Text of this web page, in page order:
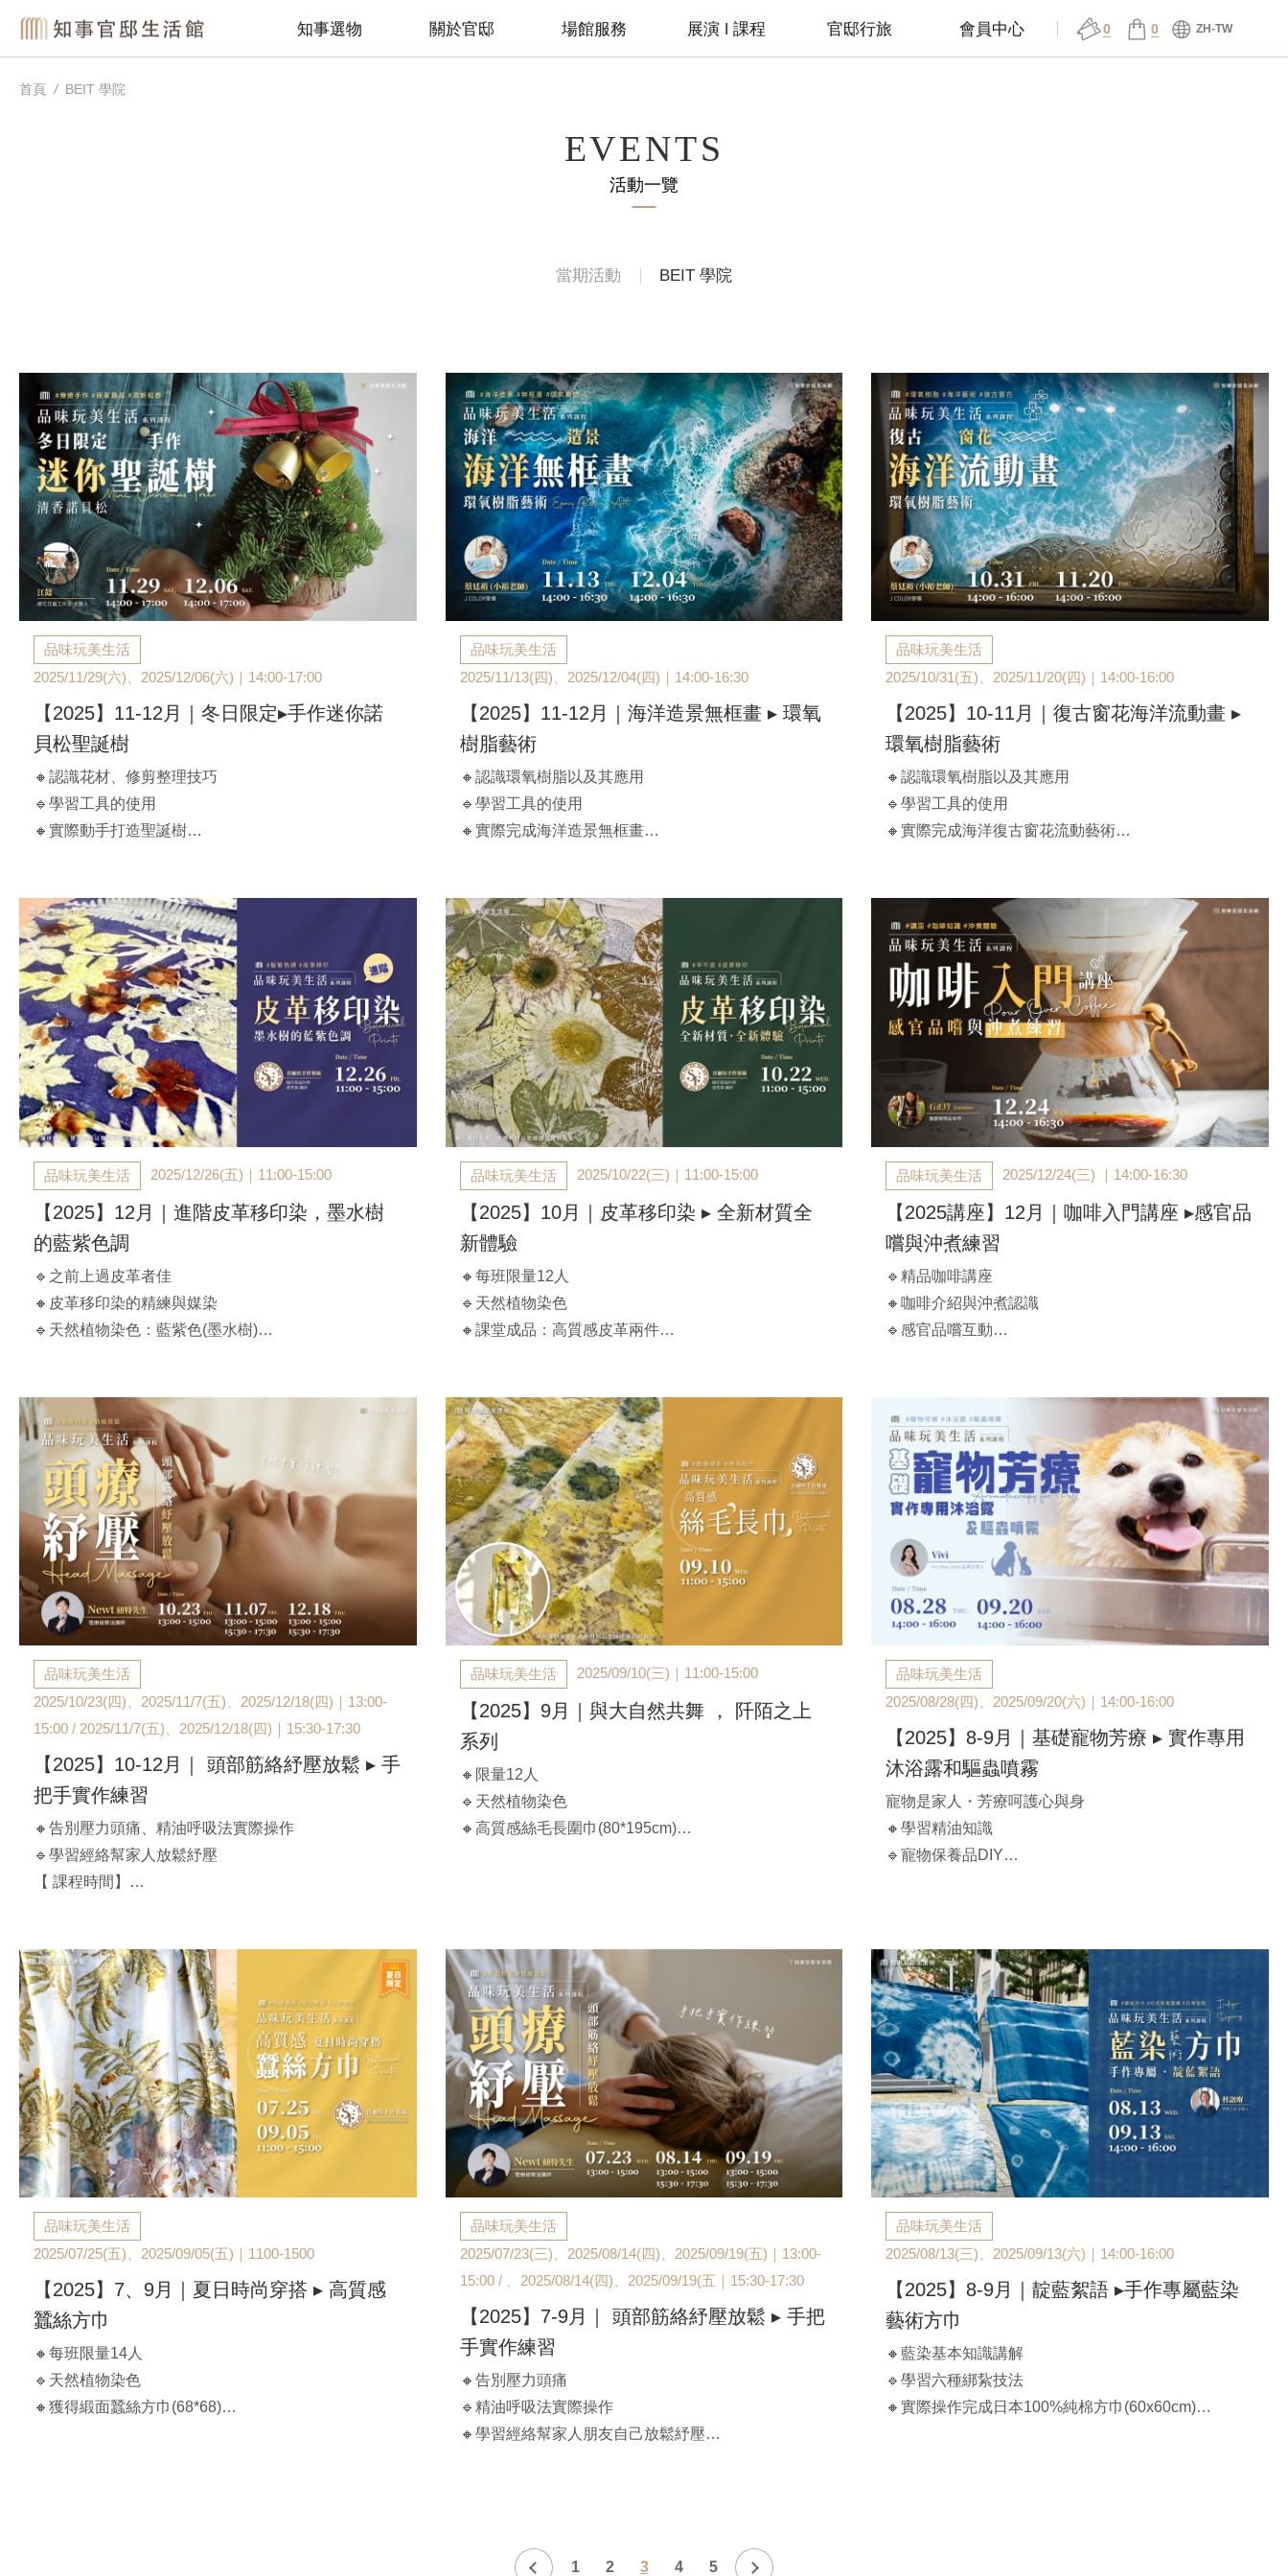
知事選物 關於官邸 場館服務 展演 ǀ 課程 官邸行旅 會員中心 0 0 ZH-TW
首頁 BEIT 學院
EVENTS
活動一覽
學
院
當期活動 BEIT 學院
品味玩美生活
2025/11/29(六)、2025/12/06(六)｜14:00-17:00
【2025】11-12月｜冬日限定▸手作迷你諾
貝松聖誕樹
🔸認識花材、修剪整理技巧
🔹學習工具的使用
🔸實際動手打造聖誕樹
A班：2025/11/29(六)｜ 14:00-17:00
B班：2025/12/06(六)｜ 14:00-17:00
【官邸限定】$1,980/人（兩人同行$1,900/人）
*含材料講師費、工具、進口諾貝松聖誕樹(18cm左右
高)
**課前以E-MAIL通知上課，不另行電話通知
品味玩美生活
2025/11/13(四)、2025/12/04(四)｜14:00-16:30
【2025】11-12月｜海洋造景無框畫 ▸ 環氧
樹脂藝術
🔸認識環氧樹脂以及其應用
🔹學習工具的使用
🔸實際完成海洋造景無框畫
B班：2025/12/04(四)｜ 14:00-16:30
【官邸限定】$2,880/人（兩人同行$2,800/人）
*含材料講師費、工具、顏料、無框畫(35*25cm)
**課前以E-MAIL通知上課，不另行電話通知
***如遇颱風假，本館依循地方政府頒布之停止上班
課，轉班或退費將另行於工作日聯繫
品味玩美生活
2025/10/31(五)、2025/11/20(四)｜14:00-16:00
【2025】10-11月｜復古窗花海洋流動畫 ▸
環氧樹脂藝術
🔸認識環氧樹脂以及其應用
🔹學習工具的使用
🔸實際完成海洋復古窗花流動藝術
B班：2025/11/20(四)｜ 14:00-16:00
【官邸限定】$1,980/人（兩人同行$1,900/人）
**費用含材料講師費、工具、顏料、復古窗花
(24*24cm)、加贈原木杯墊*1
**成品無法當天帶回
**課前以E-MAIL通知上課，不另行電話通知
品味玩美生活 2025/12/26(五)｜11:00-15:00
【2025】12月｜進階皮革移印染，墨水樹
的藍紫色調
🔹之前上過皮革者佳
🔸皮革移印染的精練與媒染
🔹天然植物染色：藍紫色(墨水樹)
2025/12/26(五)｜ 11:00-15:00
【官邸限定】$3,680/人（兩人同行$3,600/人）
**費用含花材、皮革兩件25*30cm
**部分皮革有可能是不規則狀
**印染的植物以當天提供為主
**課前以E-MAIL通知上課，不另行電話通知
品味玩美生活 2025/10/22(三)｜11:00-15:00
【2025】10月｜皮革移印染 ▸ 全新材質全
新體驗
🔸每班限量12人
🔹天然植物染色
🔸課堂成品：高質感皮革兩件
2025/10/22(三)｜ 11:00-15:00
【官邸限定】$2,980/人（兩人同行$2,900/人）
**費用含花材、皮革兩件25*30cm
**部分皮革有可能是不規則狀
**印染的植物以當天提供為主
品味玩美生活 2025/12/24(三) ｜14:00-16:30
【2025講座】12月｜咖啡入門講座 ▸感官品
嚐與沖煮練習
🔹精品咖啡講座
🔸咖啡介紹與沖煮認識
🔹感官品嚐互動
2025/12/24(三)｜14:00-16:30
原價$3,200
【官邸限定】$750/人（兩人同行$700/人）
**10人開班，16人滿班
**課前以E-MAIL通知上課，不另行電話通知
品味玩美生活
2025/10/23(四)、2025/11/7(五)、2025/12/18(四)｜13:00-
15:00 / 2025/11/7(五)、2025/12/18(四)｜15:30-17:30
【2025】10-12月｜ 頭部筋絡紓壓放鬆 ▸ 手
把手實作練習
🔸告別壓力頭痛、精油呼吸法實際操作
🔹學習經絡幫家人放鬆紓壓
【 課程時間】
C班：2025/11/07(五)｜15:30-17:30
D班：2025/12/18(四)｜13:00-15:00
E班：2025/12/18(四)｜15:30-17:30
【官邸限定】$1,980/人
費用含頭療梳、紓壓油、按摩油碟子
**課前以E-MAIL通知上課，不另行電話
品味玩美生活 2025/09/10(三)｜11:00-15:00
【2025】9月｜與大自然共舞 ， 阡陌之上
系列
🔸限量12人
🔹天然植物染色
🔸高質感絲毛長圍巾(80*195cm)
**印染的植物以當天提供為主
品味玩美生活
2025/08/28(四)、2025/09/20(六)｜14:00-16:00
【2025】8-9月｜基礎寵物芳療 ▸ 實作專用
沐浴露和驅蟲噴霧
寵物是家人・芳療呵護心與身
🔸學習精油知識
🔹寵物保養品DIY
A班：2025/08/28(四)｜14:00-16:00
B班：2025/09/20(六)｜14:00-16:00
原價$3,000
【官邸限定】$1,680/人（兩人同行$1,600/人）
品味玩美生活
2025/07/25(五)、2025/09/05(五)｜1100-1500
【2025】7、9月｜夏日時尚穿搭 ▸ 高質感
蠶絲方巾
🔸每班限量14人
🔹天然植物染色
🔸獲得緞面蠶絲方巾(68*68)
品味玩美生活
2025/07/23(三)、2025/08/14(四)、2025/09/19(五)｜13:00-
15:00 / 、2025/08/14(四)、2025/09/19(五｜15:30-17:30
【2025】7-9月｜ 頭部筋絡紓壓放鬆 ▸ 手把
手實作練習
🔸告別壓力頭痛
🔹精油呼吸法實際操作
🔸學習經絡幫家人朋友自己放鬆紓壓
D班：2025/09/19(五)｜13:00-15:00
品味玩美生活
2025/08/13(三)、2025/09/13(六)｜14:00-16:00
【2025】8-9月｜靛藍絮語 ▸手作專屬藍染
藝術方巾
🔸藍染基本知識講解
🔹學習六種綁紥技法
🔸實際操作完成日本100%純棉方巾(60x60cm)
1 2 3 4 5